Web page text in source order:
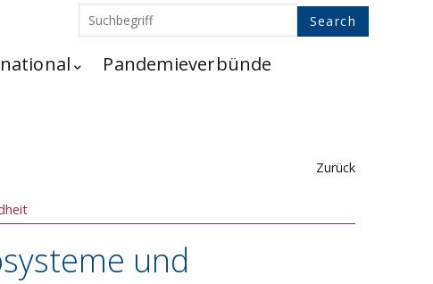
Pandemieverbünde
Zurück
und